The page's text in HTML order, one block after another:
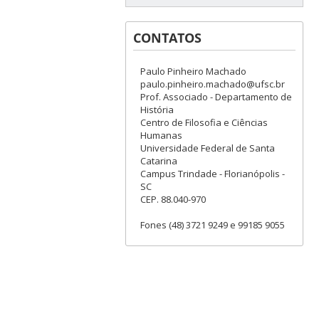
CONTATOS
Paulo Pinheiro Machado
paulo.pinheiro.machado@ufsc.br
Prof. Associado - Departamento de
História
Centro de Filosofia e Ciências
Humanas
Universidade Federal de Santa
Catarina
Campus Trindade - Florianópolis -
SC
CEP. 88.040-970
Fones (48) 3721 9249 e 99185 9055